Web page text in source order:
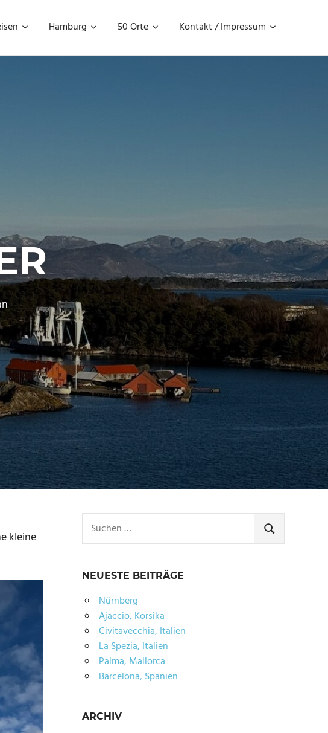
Hamburg 50 Orte Kontakt / Impressum
Travel
kleine
nach:
SUCHEN
NEUESTE BEITRÄGE
Nürnberg
Ajaccio, Korsika
Civitavecchia, Italien
La Spezia, Italien
Palma, Mallorca
Barcelona, Spanien
ARCHIV